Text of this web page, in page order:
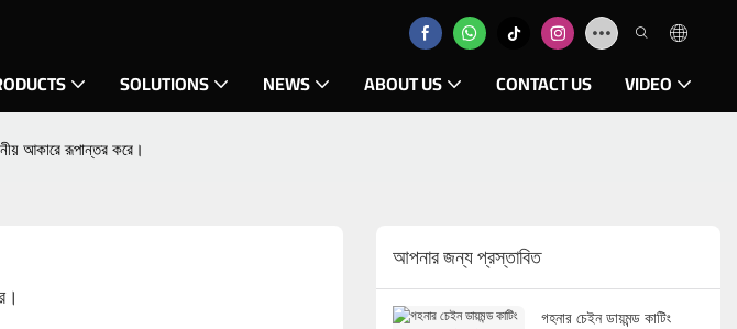
SOLUTIONS NEWS ABOUT US CONTACT US VIDEO
আকারে রূপান্তর করে।
আপনার জন্য প্রস্তাবিত
গহনার চেইন ডায়মন্ড কাটিং